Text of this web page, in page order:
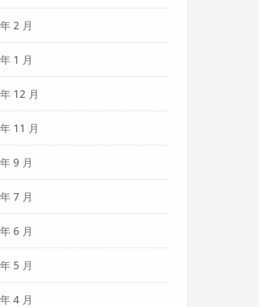
2 月
1 月
12 月
11 月
9 月
7 月
6 月
5 月
4 月